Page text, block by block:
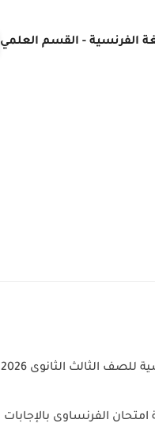
الفرنسية - القسم العلمي
الثانوى 2026 الدور الأول...